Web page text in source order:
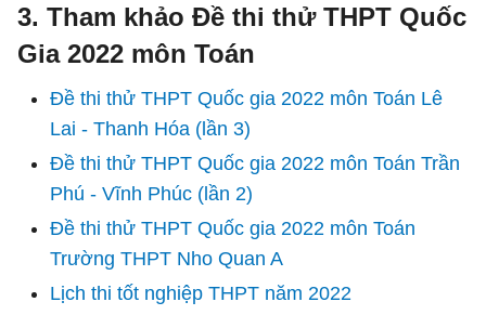
3. Tham khảo Đề thi thử THPT Quốc
Gia 2022 môn Toán
Đề thi thử THPT Quốc gia 2022 môn Toán Lê
Lai - Thanh Hóa (lần 3)
Đề thi thử THPT Quốc gia 2022 môn Toán Trần
Phú - Vĩnh Phúc (lần 2)
Đề thi thử THPT Quốc gia 2022 môn Toán
Trường THPT Nho Quan A
Lịch thi tốt nghiệp THPT năm 2022